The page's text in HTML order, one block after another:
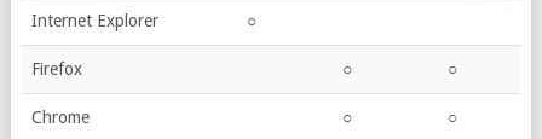
Internet Explorer ○
Firefox ○ ○
Chrome ○ ○